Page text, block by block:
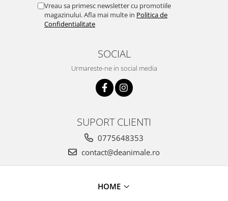
Vreau sa primesc newsletter cu promotiile
magazinului. Afla mai multe in Politica de
Confidentialitate
SOCIAL
Urmareste-ne in social media
SUPORT CLIENTI
0775648353
contact@deanimale.ro
HOME